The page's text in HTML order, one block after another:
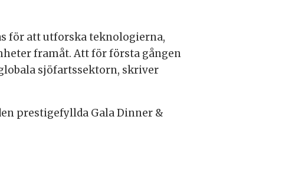
för att utforska teknologierna,
framåt. Att för första gången
sjöfartssektorn, skriver
prestigefyllda Gala Dinner &